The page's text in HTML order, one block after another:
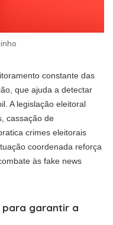
constante das
que ajuda a detectar
A legislação eleitoral
cassação de
crimes eleitorais
coordenada reforça
às fake news
para garantir a